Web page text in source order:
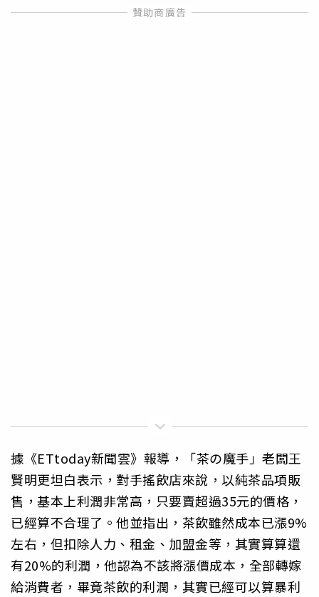
據《ETtoday新聞雲》報導，「茶の魔手」老闆王
賢明更坦白表示，對手搖飲店來說，以純茶品項販
售，基本上利潤非常高，只要賣超過35元的價格，
已經算不合理了。他並指出，茶飲雖然成本已漲9%
左右，但扣除人力、租金、加盟金等，其實算算還
有20%的利潤，他認為不該將漲價成本，全部轉嫁
給消費者，畢竟茶飲的利潤，其實已經可以算暴利